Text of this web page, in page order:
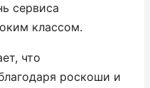
сервиса
классом.
что
роскоши и